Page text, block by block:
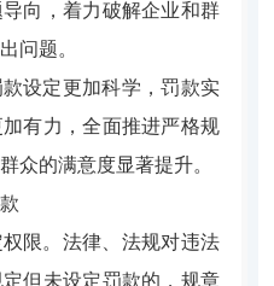
向，着力破解企业和群
问题。
款设定更加科学，罚款实
有力，全面推进严格规
众的满意度显著提升。
限。 法律、法规对违法
但未设定罚款的，规章